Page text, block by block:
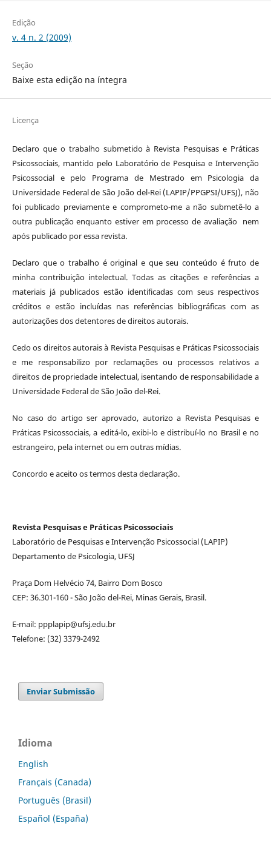
Edição
v. 4 n. 2 (2009)
Seção
Baixe esta edição na íntegra
Licença
Declaro que o trabalho submetido à Revista Pesquisas e Práticas
Psicossociais, mantido pelo Laboratório de Pesquisa e Intervenção
Psicossocial e pelo Programa de Mestrado em Psicologia da
Universidade Federal de São João del-Rei (LAPIP/PPGPSI/UFSJ), não
foi publicado previamente e comprometo-me a não submetê-lo a
outra publicação enquanto estiver em processo de avaliação nem
após publicado por essa revista.
Declaro que o trabalho é original e que seu conteúdo é fruto de
minha contribuição intelectual. Todas as citações e referências a
materiais já publicados estão identificadas com seus respectivos
créditos e estão incluídas nas referências bibliográficas com as
autorizações dos detentores de direitos autorais.
Cedo os direitos autorais à Revista Pesquisas e Práticas Psicossociais
e me responsabilizo por reclamações ou processos relativos a
direitos de propriedade intelectual, isentando de responsabilidade a
Universidade Federal de São João del-Rei.
No caso do artigo ser aprovado, autorizo a Revista Pesquisas e
Práticas Psicossociais, a editá-lo, exibi-lo e distribuí-lo no Brasil e no
estrangeiro, pela internet ou em outras mídias.
Concordo e aceito os termos desta declaração.
Revista Pesquisas e Práticas Psicossociais
Laboratório de Pesquisas e Intervenção Psicossocial (LAPIP)
Departamento de Psicologia, UFSJ
Praça Dom Helvécio 74, Bairro Dom Bosco
CEP: 36.301-160 - São João del-Rei, Minas Gerais, Brasil.
E-mail: ppplapip@ufsj.edu.br
Telefone: (32) 3379-2492
Enviar Submissão
Idioma
English
Français (Canada)
Português (Brasil)
Español (España)